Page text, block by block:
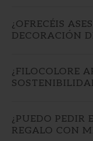
¿OFRECÉIS
DECORACIÓN
¿FILOCOLORE
¿PUEDO PEDIR
REGALO CON